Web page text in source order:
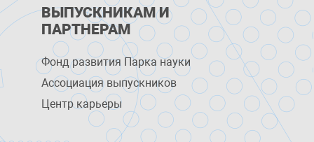
ВЫПУСКНИКАМ И
ПАРТНЕРАМ
Фонд развития Парка науки
Ассоциация выпускников
Центр карьеры